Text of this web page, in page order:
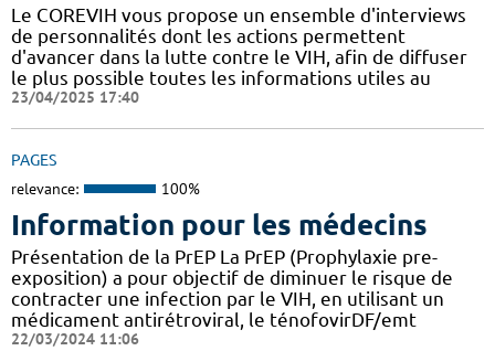
Le COREVIH vous propose un ensemble d'interviews
de personnalités dont les actions permettent
d'avancer dans la lutte contre le VIH, afin de diffuser
le plus possible toutes les informations utiles au
23/04/2025 17:40
PAGES
relevance: 100%
Information pour les médecins
Présentation de la PrEP La PrEP (Prophylaxie pre-
exposition) a pour objectif de diminuer le risque de
contracter une infection par le VIH, en utilisant un
médicament antirétroviral, le ténofovirDF/emt
22/03/2024 11:06